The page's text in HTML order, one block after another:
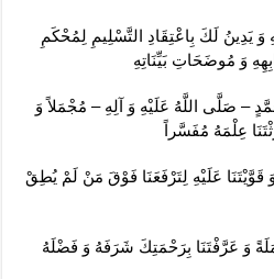
يَدِينُ لَكَ بِاعْتِقَادِ التَّسْلِيمِ لِمُحْكَمِ
وَ مُوضَحَاتِ بَيِّنَاتِهِ‏
– صَلَّى اللَّهُ عَلَيْهِ وَ آلِهِ – مُجْمَلاً وَ
عِلْمَهُ مُفَسَّراً
عَلَيْهِ لِتَرْفَعَنَا فَوْقَ مَنْ لَمْ يُطِقْ
وَ عَرَّفْتَنَا بِرَحْمَتِكَ شَرَفَهُ وَ فَضْلَهُ‏